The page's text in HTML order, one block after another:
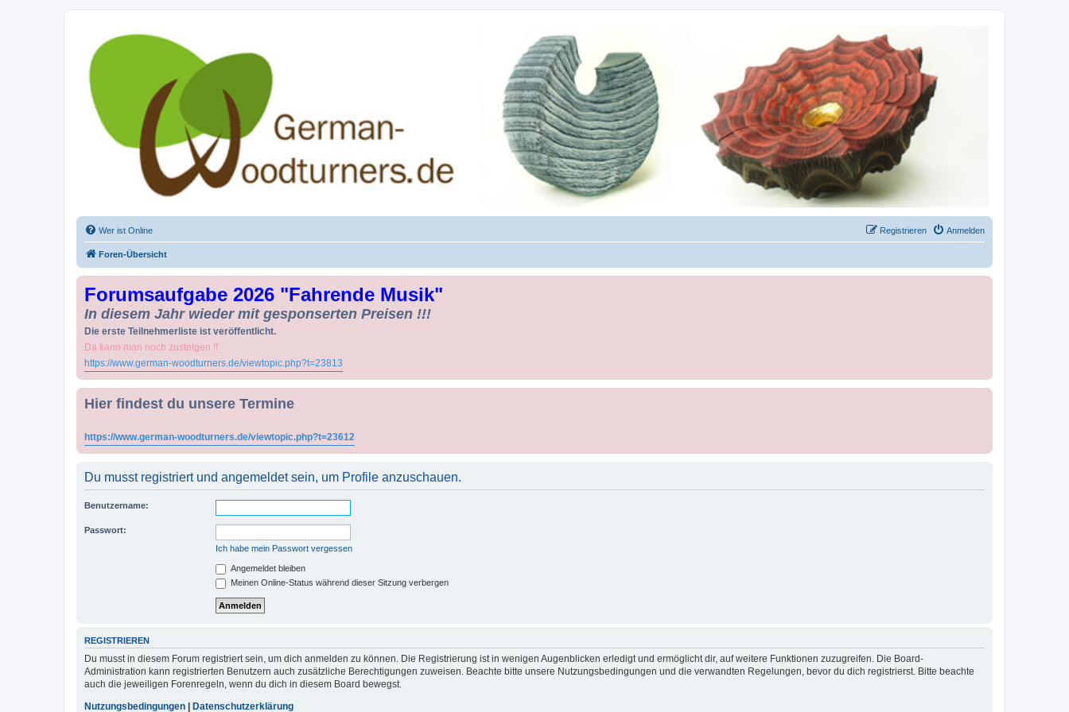
Drechseln und Kunsthandwerk - German-Woodturners *Forum Sauerland*
Der Treffpunkt für Drechsler und Freunde des Kunsthandwerks
Wer ist Online Anmelden
Registrieren
Foren-Übersicht
Forumsaufgabe 2026 "Fahrende Musik"
In diesem Jahr wieder mit gesponserten Preisen !!!
Die erste Teilnehmerliste ist veröffentlicht.
Da kann man noch zusteigen !!
https://www.german-woodturners.de/viewtopic.php?t=23813
Hier findest du unsere Termine
https://www.german-woodturners.de/viewtopic.php?t=23612
Du musst registriert und angemeldet sein, um Profile anzuschauen.
Benutzername:
Passwort:
Ich habe mein Passwort vergessen
Angemeldet bleiben
Meinen Online-Status während dieser Sitzung verbergen
REGISTRIEREN
Du musst in diesem Forum registriert sein, um dich anmelden zu können. Die Registrierung ist in wenigen Augenblicken erledigt und ermöglicht dir, auf weitere Funktionen zuzugreifen. Die Board-
Administration kann registrierten Benutzern auch zusätzliche Berechtigungen zuweisen. Beachte bitte unsere Nutzungsbedingungen und die verwandten Regelungen, bevor du dich registrierst. Bitte beachte
auch die jeweiligen Forenregeln, wenn du dich in diesem Board bewegst.
Nutzungsbedingungen
Datenschutzerklärung